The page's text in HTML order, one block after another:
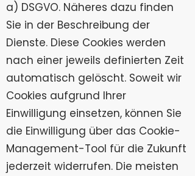
a) DSGVO. Näheres dazu finden
Sie in der Beschreibung der
Dienste. Diese Cookies werden
nach einer jeweils definierten Zeit
automatisch gelöscht. Soweit wir
Cookies aufgrund Ihrer
Einwilligung einsetzen, können Sie
die Einwilligung über das Cookie-
Management-Tool für die Zukunft
jederzeit widerrufen. Die meisten